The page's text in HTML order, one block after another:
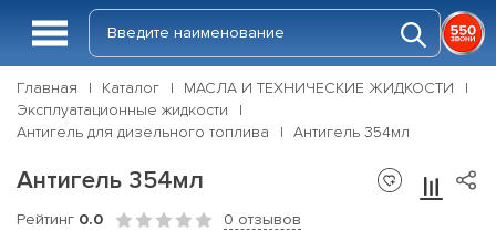
Главная Каталог
МАСЛА И ТЕХНИЧЕСКИЕ ЖИДКОСТИ
Эксплуатационные жидкости
Антигель для дизельного топлива
Антигель 354мл
Антигель 354мл
Рейтинг 0.0 0 отзывов